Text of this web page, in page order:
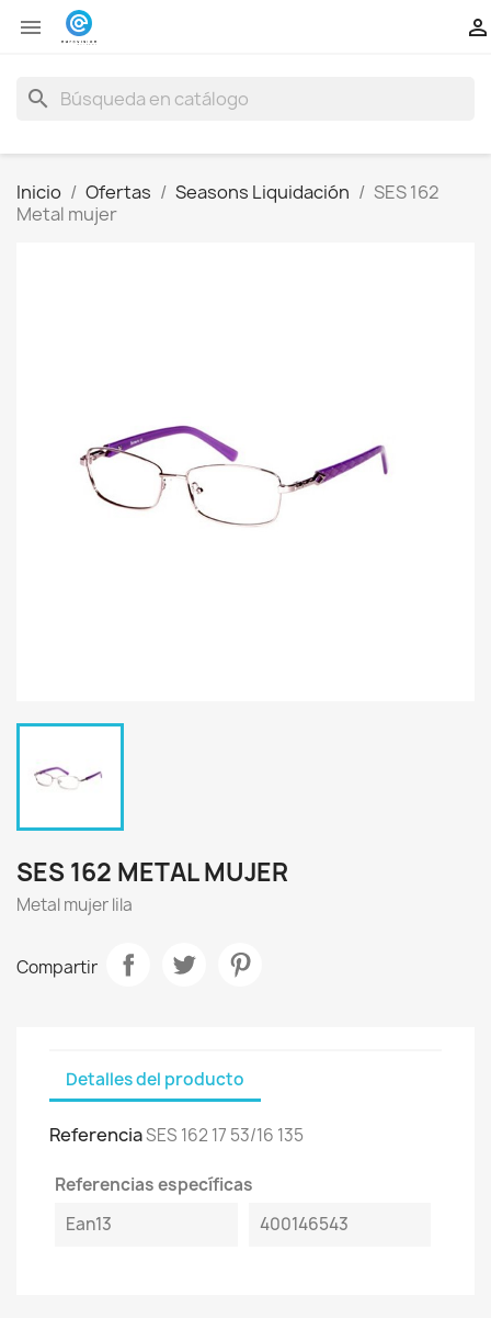
 
search
Inicio Ofertas Seasons Liquidación
SES 162
Metal mujer
SES 162 METAL MUJER
Metal mujer lila
Compartir
Detalles del producto
ReferenciaSES 162 17 53/16 135
Referencias específicas
Ean13
400146543